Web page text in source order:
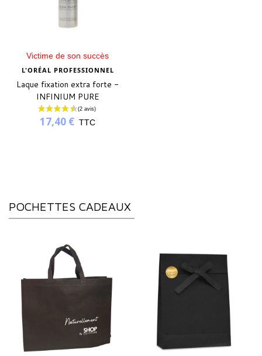
Victime de son succès
L'ORÉAL PROFESSIONNEL
Laque fixation extra forte -
INFINIUM PURE
17,40 € TTC
POCHETTES CADEAUX